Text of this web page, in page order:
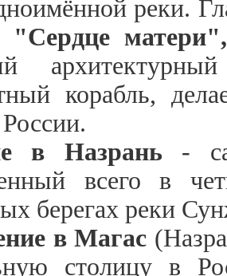
реки.
"Сердце матери",
корабль,
в Назрань
-
всего в
берегах реки
в Магас
столицу в